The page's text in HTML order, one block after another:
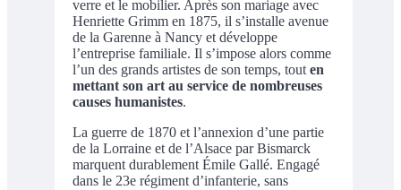
verre et le mobilier. Après son mariage avec
Henriette Grimm en 1875, il s’installe avenue
de la Garenne à Nancy et développe
l’entreprise familiale. Il s’impose alors comme
l’un des grands artistes de son temps, tout en
mettant son art au service de nombreuses
causes humanistes.
La guerre de 1870 et l’annexion d’une partie
de la Lorraine et de l’Alsace par Bismarck
marquent durablement Émile Gallé. Engagé
dans le 23e régiment d’infanterie, sans